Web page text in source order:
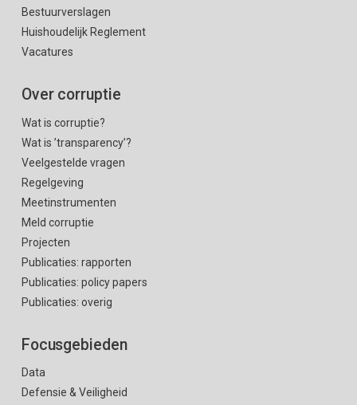
Bestuurverslagen
Huishoudelijk Reglement
Vacatures
Over corruptie
Wat is corruptie?
Wat is ’transparency’?
Veelgestelde vragen
Regelgeving
Meetinstrumenten
Meld corruptie
Projecten
Publicaties: rapporten
Publicaties: policy papers
Publicaties: overig
Focusgebieden
Data
Defensie & Veiligheid